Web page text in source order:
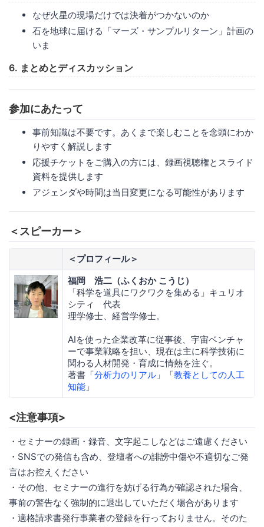
なぜ火星の現場だけでは決着がつかないのか
石を地球に届ける「マーズ・サンプルリターン」計画の
いま
6. まとめとディスカッション
参加にあたって
事前知識は不要です。あくまで楽しむことを念頭にわか
りやすく解説します
応援チケットをご購入の方には、録画視聴権とスライド
資料を提供します
アジェンダや時間は当日変更になる可能性があります
＜スピーカー＞
＜プロフィール＞
福岡 浩二（ふくおか こうじ）
「科学を道具にワクワクを集める」キュリオ
シティ 代表
理学修士、経営学修士。
AIを使った企業改革に従事後、宇宙ベンチャ
ーで事業戦略を担い、現在は主に科学技術に
関わる人材開発・育成に情熱を注ぐ。
著書「分析力のリアル 」「教養としての人工
知能 」
<注意事項>
・セミナーの録画・録音、文字起こしなどはご遠慮ください
・SNSでの発信も含め、登壇者への誹謗中傷や不適切なご発
言はお控えください
・その他、セミナーの進行を妨げる行為が確認された場合、
事前の警告なく強制的に退出していただく場合があります
・適格請求書発行事業者の登録を行っておりません。そのた